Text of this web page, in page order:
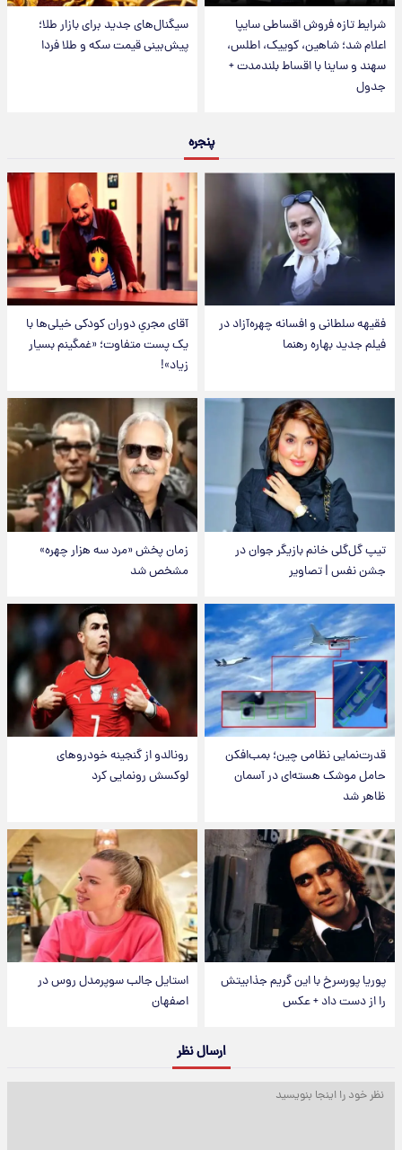
شرایط تازه فروش اقساطی سایپا
اعلام شد؛ شاهین، کوییک، اطلس،
سهند و ساینا با اقساط بلندمدت +
جدول
سیگنال‌های جدید برای بازار طلا؛
پیش‌بینی قیمت سکه و طلا فردا
پنجره
فقیهه سلطانی و افسانه چهره‌آزاد در
فیلم جدید بهاره رهنما
آقای مجریِ دوران کودکی خیلی‌ها با
یک پست متفاوت؛ «غمگینم بسیار
زیاد»!
تیپ گل‌گلی خانم بازیگر جوان در
جشن نفس | تصاویر
زمان پخش «مرد سه هزار چهره»
مشخص شد
قدرت‌نمایی نظامی چین؛ بمب‌افکن
حامل موشک هسته‌ای در آسمان
ظاهر شد
رونالدو از گنجینه خودروهای
لوکسش رونمایی کرد
پوریا پورسرخ با این گریم جذابیتش
را از دست داد + عکس
استایل جالب سوپرمدل روس در
اصفهان
ارسال نظر